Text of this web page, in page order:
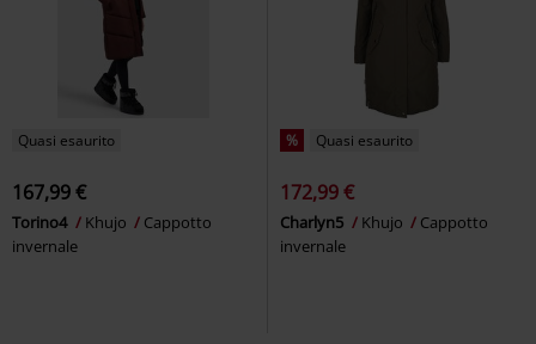
Quasi esaurito
167,99 €
Torino4 Khujo
Cappotto
invernale
% Quasi esaurito
172,99 €
Charlyn5 Khujo
Cappotto
invernale